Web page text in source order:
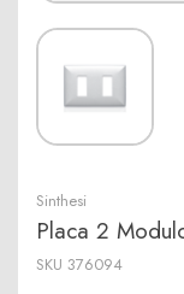
Sinthesi
Placa 2
SKU 376094